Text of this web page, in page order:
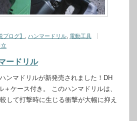
ブログ】 ハンマードリル 電動工具
立
ードリル
ンマドリルが新発売されました！DH
ケース付き。 このハンマドリルは、
して打撃時に生じる衝撃が大幅に抑え